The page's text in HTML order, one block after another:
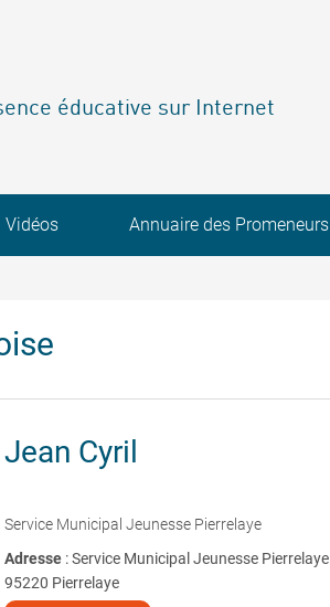
éducative sur Internet
Vidéos Annuaire des Promeneurs
Jean Cyril
Service Municipal Jeunesse Pierrelaye
Adresse : Service Municipal Jeunesse Pierrelaye
95220 Pierrelaye